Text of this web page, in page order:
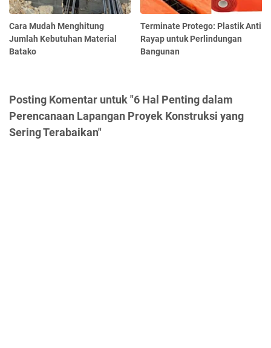
Cara Mudah Menghitung
Jumlah Kebutuhan Material
Batako
Terminate Protego: Plastik Anti
Rayap untuk Perlindungan
Bangunan
Posting Komentar untuk "6 Hal Penting dalam
Perencanaan Lapangan Proyek Konstruksi yang
Sering Terabaikan"